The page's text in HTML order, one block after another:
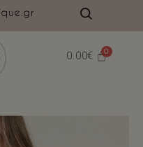
0.00€